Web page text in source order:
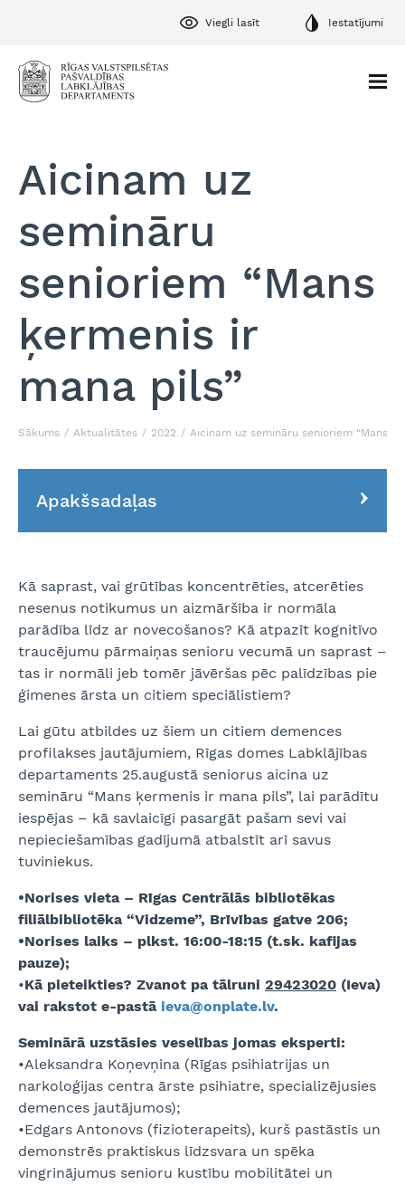
Viegli lasīt Iestatījumi
Aicinam uz
semināru
senioriem “Mans
ķermenis ir
mana pils”
Sākums Aktualitātes 2022 Aicinam uz semināru senioriem “Mans
Apakšsadaļas
Kā saprast, vai grūtības koncentrēties, atcerēties
nesenus notikumus un aizmāršība ir normāla
parādība līdz ar novecošanos? Kā atpazīt kognitīvo
traucējumu pārmaiņas senioru vecumā un saprast –
tas ir normāli jeb tomēr jāvēršas pēc palīdzības pie
ģimenes ārsta un citiem speciālistiem?
Lai gūtu atbildes uz šiem un citiem demences
profilakses jautājumiem, Rīgas domes Labklājības
departaments 25.augustā seniorus aicina uz
semināru “Mans ķermenis ir mana pils”, lai parādītu
iespējas – kā savlaicīgi pasargāt pašam sevi vai
nepieciešamības gadījumā atbalstīt arī savus
tuviniekus.
•Norises vieta – Rīgas Centrālās bibliotēkas
filiālbibliotēka “Vidzeme”, Brīvības gatve 206;
•Norises laiks – plkst. 16:00-18:15 (t.sk. kafijas
pauze);
•Kā pieteikties? Zvanot pa tālruni 29423020 (Ieva)
vai rakstot e-pastā ieva@onplate.lv.
Seminārā uzstāsies veselības jomas eksperti:
•Aleksandra Koņevņina (Rīgas psihiatrijas un
narkoloģijas centra ārste psihiatre, specializējusies
demences jautājumos);
•Edgars Antonovs (fizioterapeits), kurš pastāstīs un
demonstrēs praktiskus līdzsvara un spēka
vingrinājumus senioru kustību mobilitātei un